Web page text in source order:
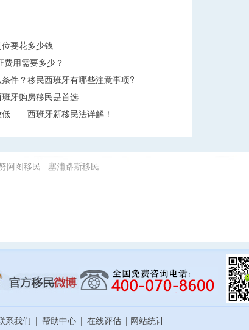
要花多少钱
用需要多少？
件？移民西班牙有哪些注意事项?
牙购房移民是首选
——西班牙新移民法详解！
阿图移民 塞浦路斯移民
系我们 | 帮助中心 | 在线评估 | 网站统计